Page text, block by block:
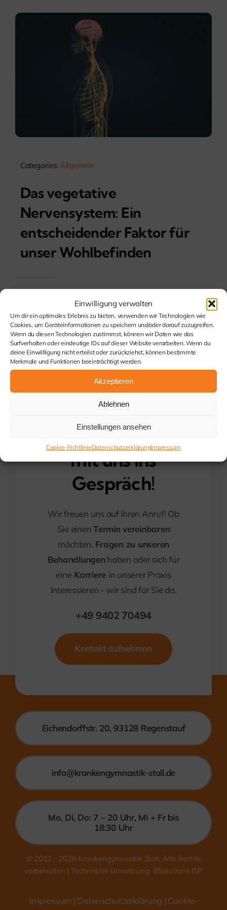
Einwilligung verwalten
Um dir ein optimales Erlebnis zu bieten, verwenden wir Technologien wie
Cookies, um Geräteinformationen zu speichern und/oder darauf zuzugreifen.
Wenn du diesen Technologien zustimmst, können wir Daten wie das
Surfverhalten oder eindeutige IDs auf dieser Website verarbeiten. Wenn du
deine Einwillligung nicht erteilst oder zurückziehst, können bestimmte
Merkmale und Funktionen beeinträchtigt werden.
Akzeptieren
Ablehnen
Einstellungen ansehen
Cookie-RichtlinieDatenschutzerklärungImpressum
Categories: Allgemein
Das vegetative
Nervensystem: Ein
entscheidender Faktor für
unser Wohlbefinden
Kommen Sie
mit uns ins
Gespräch!
Wir freuen uns auf Ihren Anruf! Ob
Sie einenTermin vereinbaren
möchten, Fragen zu unseren
Behandlungen haben oder sich für
eine Karriere in unserer Praxis
interessieren – wir sind für Sie da.
+49 9402 70494
Kontakt aufnehmen
Eichendorffstr. 20, 93128 Regenstauf
info@krankengymnastik-stoll.de
Mo, Di, Do: 7 – 20 Uhr, Mi + Fr bis
18:30 Uhr
© 2012 - 2026 Krankengymnastik Stoll. Alle Rechte
vorbehalten | Technische Umsetzung 8Solutions ISP
Impressum | Datenschutzerklärung | Cookie-